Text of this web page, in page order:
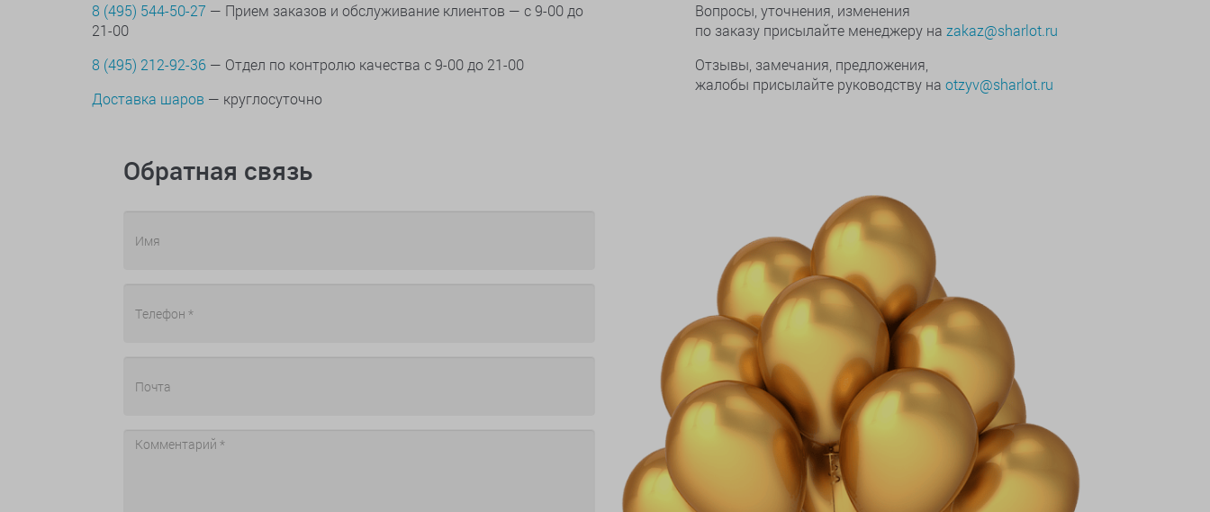
8 (495) 544-50-27 — Прием заказов и обслуживание клиентов — с 9-00 до
21-00
8 (495) 212-92-36 — Отдел по контролю качества с 9-00 до 21-00
Доставка шаров — круглосуточно
Вопросы, уточнения, изменения
по заказу присылайте менеджеру на zakaz@sharlot.ru
Отзывы, замечания, предложения,
жалобы присылайте руководству на otzyv@sharlot.ru
Обратная связь